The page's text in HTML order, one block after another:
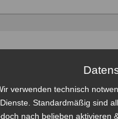
Educational
(WM30)
Julia Schmitt
verwenden technisch
Dienste. Standardmäßig sind
nach belieben aktivieren